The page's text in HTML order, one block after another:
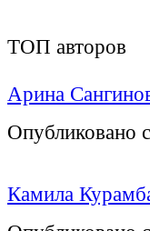
ТОП авторов
Арина
Опубликовано
Камила